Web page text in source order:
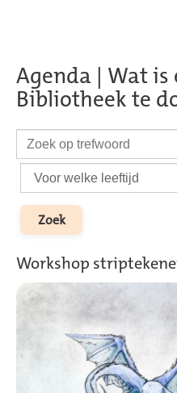
Agenda | Wat is
Bibliotheek te
Workshop